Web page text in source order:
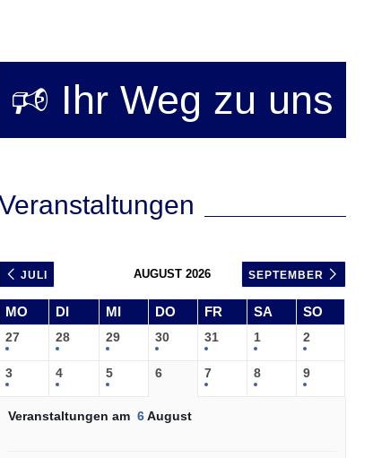
🕫 Ihr Weg zu uns
JULI AUGUST 2026 SEPTEMBER
MO DI MI DO FR SA SO
27 28 29 30 31 1 2
3 4 5 6 7 8 9
Veranstaltungen am 6August